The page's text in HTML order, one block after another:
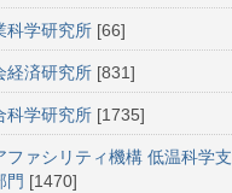
科学研究所 [66]
経済研究所 [831]
科学研究所 [1735]
ファシリティ機構 低温科学支
門 [1470]